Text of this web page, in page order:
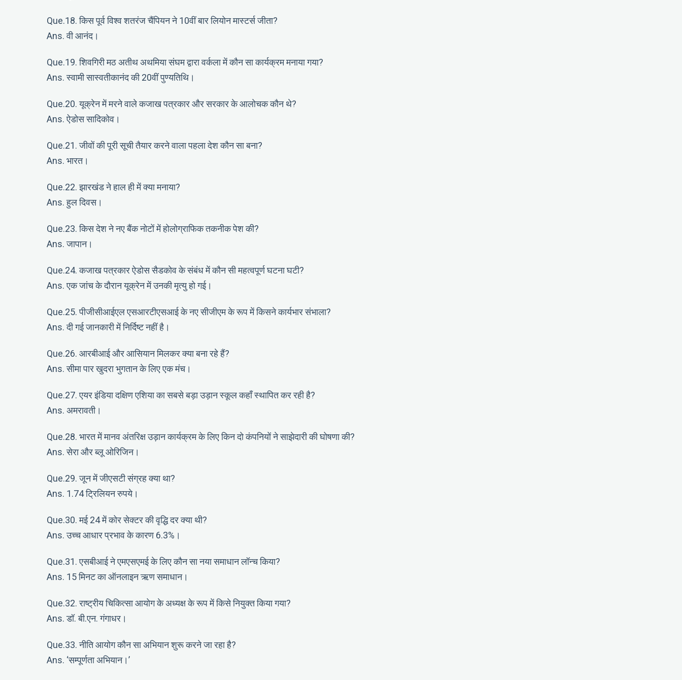
Que.18. किस पूर्व विश्व शतरंज चैंपियन ने 10वीं बार लियोन मास्टर्स जीता?
Ans. वी आनंद।
Que.19. शिवगिरी मठ अतीथ अथमिया संघम द्वारा वर्कला में कौन सा कार्यक्रम मनाया गया?
Ans. स्वामी सास्वतीकानंद की 20वीं पुण्यतिथि।
Que.20. यूक्रेन में मरने वाले कजाख पत्रकार और सरकार के आलोचक कौन थे?
Ans. ऐडोस सादिकोव।
Que.21. जीवों की पूरी सूची तैयार करने वाला पहला देश कौन सा बना?
Ans. भारत।
Que.22. झारखंड ने हाल ही में क्या मनाया?
Ans. हुल दिवस।
Que.23. किस देश ने नए बैंक नोटों में होलोग्राफिक तकनीक पेश की?
Ans. जापान।
Que.24. कजाख पत्रकार ऐडोस सैडकोव के संबंध में कौन सी महत्वपूर्ण घटना घटी?
Ans. एक जांच के दौरान यूक्रेन में उनकी मृत्यु हो गई।
Que.25. पीजीसीआईएल एसआरटीएसआई के नए सीजीएम के रूप में किसने कार्यभार संभाला?
Ans. दी गई जानकारी में निर्दिष्ट नहीं है।
Que.26. आरबीआई और आसियान मिलकर क्या बना रहे हैं?
Ans. सीमा पार खुदरा भुगतान के लिए एक मंच।
Que.27. एयर इंडिया दक्षिण एशिया का सबसे बड़ा उड़ान स्कूल कहाँ स्थापित कर रही है?
Ans. अमरावती।
Que.28. भारत में मानव अंतरिक्ष उड़ान कार्यक्रम के लिए किन दो कंपनियों ने साझेदारी की घोषणा की?
Ans. सेरा और ब्लू ओरिजिन।
Que.29. जून में जीएसटी संग्रह क्या था?
Ans. 1.74 ट्रिलियन रुपये।
Que.30. मई 24 में कोर सेक्टर की वृद्धि दर क्या थी?
Ans. उच्च आधार प्रभाव के कारण 6.3%।
Que.31. एसबीआई ने एमएसएमई के लिए कौन सा नया समाधान लॉन्च किया?
Ans. 15 मिनट का ऑनलाइन ऋण समाधान।
Que.32. राष्ट्रीय चिकित्सा आयोग के अध्यक्ष के रूप में किसे नियुक्त किया गया?
Ans. डॉ. बी.एन. गंगाधर।
Que.33. नीति आयोग कौन सा अभियान शुरू करने जा रहा है?
Ans. ‘सम्पूर्णता अभियान।’